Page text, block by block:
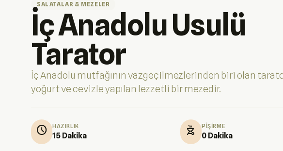
SALATALAR & MEZELER
İç Anadolu Usulü
Tarator
İç Anadolu mutfağının vazgeçilmezlerinden biri olan
yoğurt ve cevizle yapılan lezzetli bir mezedir.
schedule HAZIRLIK
15 Dakika outdoor_grill PIŞIRME
0 Dakika